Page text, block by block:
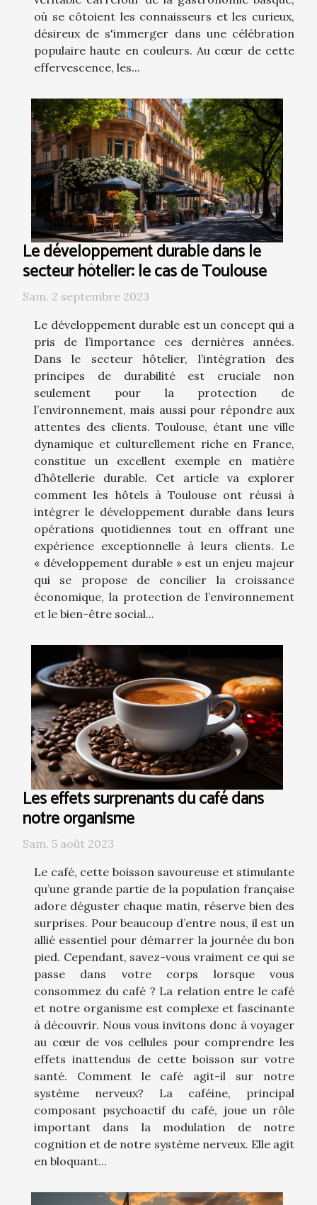
où se côtoient les connaisseurs et les curieux,
désireux de s'immerger dans une célébration
populaire haute en couleurs. Au cœur de cette
effervescence, les...
Le développement durable dans le
secteur hôtelier: le cas de Toulouse
Sam. 2 septembre 2023
Le développement durable est un concept qui a
pris de l’importance ces dernières années.
Dans le secteur hôtelier, l’intégration des
principes de durabilité est cruciale non
seulement pour la protection de
l’environnement, mais aussi pour répondre aux
attentes des clients. Toulouse, étant une ville
dynamique et culturellement riche en France,
constitue un excellent exemple en matière
d’hôtellerie durable. Cet article va explorer
comment les hôtels à Toulouse ont réussi à
intégrer le développement durable dans leurs
opérations quotidiennes tout en offrant une
expérience exceptionnelle à leurs clients. Le
« développement durable » est un enjeu majeur
qui se propose de concilier la croissance
économique, la protection de l’environnement
et le bien-être social...
Les effets surprenants du café dans
notre organisme
Sam. 5 août 2023
Le café, cette boisson savoureuse et stimulante
qu’une grande partie de la population française
adore déguster chaque matin, réserve bien des
surprises. Pour beaucoup d’entre nous, il est un
allié essentiel pour démarrer la journée du bon
pied. Cependant, savez-vous vraiment ce qui se
passe dans votre corps lorsque vous
consommez du café ? La relation entre le café
et notre organisme est complexe et fascinante
à découvrir. Nous vous invitons donc à voyager
au cœur de vos cellules pour comprendre les
effets inattendus de cette boisson sur votre
santé. Comment le café agit-il sur notre
système nerveux? La caféine, principal
composant psychoactif du café, joue un rôle
important dans la modulation de notre
cognition et de notre système nerveux. Elle agit
en bloquant...